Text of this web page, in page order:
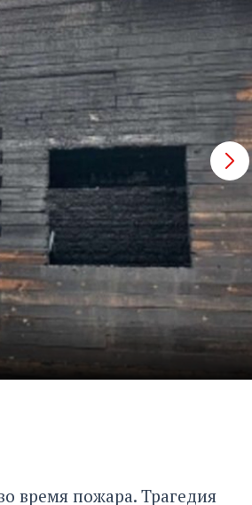
время пожара. Трагедия